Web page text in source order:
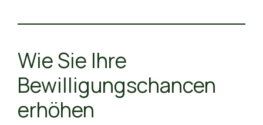
Wie Sie Ihre
Bewilligungschancen
erhöhen